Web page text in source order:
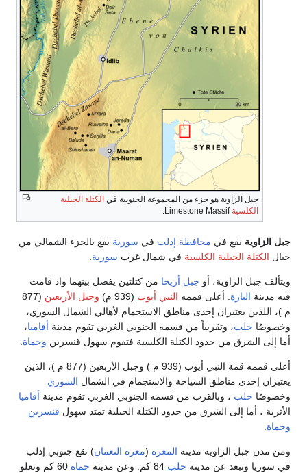
جبل الزاوية هو جزء من المجموعة الجنوبية في الكتلة الجبلية
الكلسية Limestone Massif.
جبل الزاوية يقع في محافظة إدلب في سورية يقع بالجزء الشمالي من
جبال الكتلة الجبلية الكلسية في شمال غرب سورية.
ويتألف جبل الزاوية، أو جبل أريحا من كتلتين يفصل بينهما واد قامت
فيه مدينة البارة. أعلى قممه النبي أيوب (939 م) وجبل الأربعين
(877
م )، اللذين يعتبران إحدى مناطق الاستجمام لأهالي الشمال السوري،
وخصوصُا حلب، وتقريباً من قسمه الجنوبي الغربي تقوم مدينة أفاميا،
أما إلى الشرق من حدود الكتلة الكلسية فتقوم سهول قنسرين وحماة.
أعلى قممه قمة النبي أيوب (939 م ) وجبل الأربعين (877 م )، الذين
يعتبران إحدى مناطق السياحة والاستجمام في الشمال السوري
وخصوصُا حلب ، وبالقرب من قسمه الجنوبي الغربي تقوم مدينة أفاميا
الأثرية ، أما إلى الشرق من حدود الكتلة الجبلية تمتد سهول قنسرين
وحماة.
ومن مدن جبل الزاوية مدينة المعرة (معرة النعمان) تقع جنوبي إدلب
في سوريا وتبعد عن مدينة حلب حماه
60 كم وتعلو